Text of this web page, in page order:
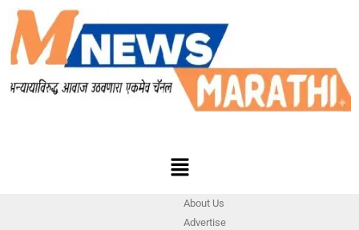
About Us
Advertise